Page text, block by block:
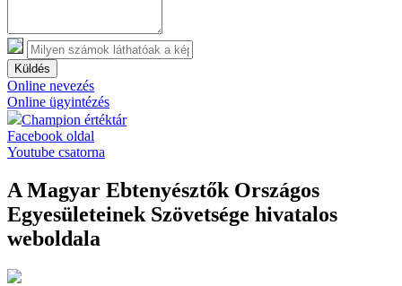
Küldés
Online nevezés
Online ügyintézés
Champion értéktár
Facebook oldal
Youtube csatorna
A Magyar Ebtenyésztők Országos
Egyesületeinek Szövetsége hivatalos
weboldala